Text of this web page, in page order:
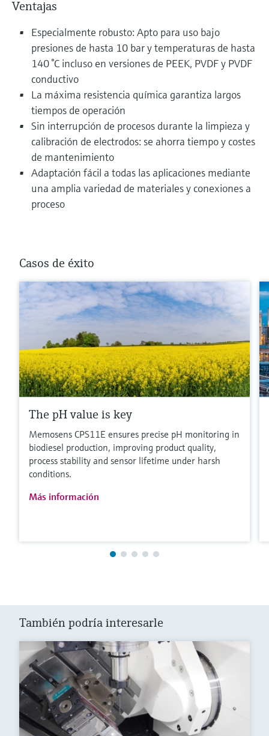
Ventajas
Especialmente robusto: Apto para uso bajo
presiones de hasta 10 bar y temperaturas de hasta
140 °C incluso en versiones de PEEK, PVDF y PVDF
conductivo
La máxima resistencia química garantiza largos
tiempos de operación
Sin interrupción de procesos durante la limpieza y
calibración de electrodos: se ahorra tiempo y costes
de mantenimiento
Adaptación fácil a todas las aplicaciones mediante
una amplia variedad de materiales y conexiones a
proceso
Casos de éxito
The pH value is key
Memosens CPS11E ensures precise pH monitoring in
biodiesel production, improving product quality,
process stability and sensor lifetime under harsh
conditions.
Más información
También podría interesarle